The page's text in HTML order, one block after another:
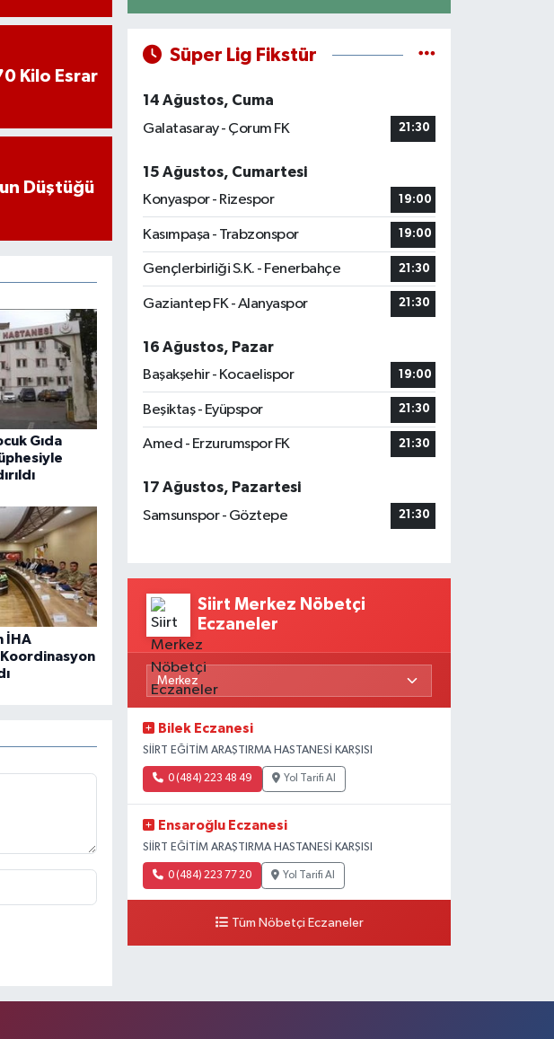
Kilo Esrar
Düştüğü
Gıda
İHA
Koordinasyon
Süper Lig Fikstür
14 Ağustos, Cuma
Galatasaray - Çorum FK
21:30
15 Ağustos, Cumartesi
Konyaspor - Rizespor
19:00
Kasımpaşa - Trabzonspor 19:00
Gençlerbirliği S.K. - Fenerbahçe 21:30
Gaziantep FK - Alanyaspor 21:30
16 Ağustos, Pazar
Başakşehir - Kocaelispor
19:00
Beşiktaş - Eyüpspor 21:30
Amed - Erzurumspor FK 21:30
17 Ağustos, Pazartesi
Samsunspor - Göztepe
21:30
Siirt Merkez Nöbetçi
Eczaneler
Bilek Eczanesi
SİİRT EĞİTİM ARAŞTIRMA HASTANESİ KARŞISI
0 (484) 223 48 49 Yol Tarifi Al
Ensaroğlu Eczanesi
SİİRT EĞİTİM ARAŞTIRMA HASTANESİ KARŞISI
0 (484) 223 77 20 Yol Tarifi Al
Tüm Nöbetçi Eczaneler